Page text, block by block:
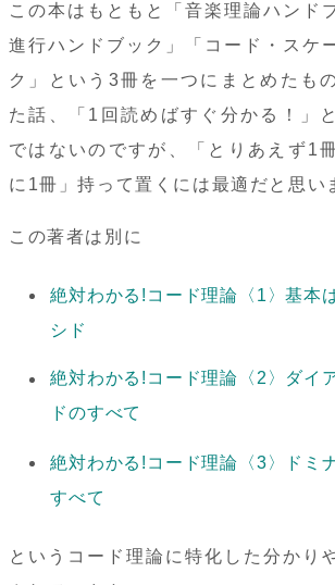
この本はもともと「音楽理論ハンド
進行ハンドブック」「コード・スケ
ク」という3冊を一つにまとめたも
た話、「1回読めばすぐ分かる！」
ではないのですが、「とりあえず1
に1冊」持って置くには最適だと思い
この著者は別に
絶対わかる!コード理論〈1〉基本
シド
絶対わかる!コード理論〈2〉ダイ
ドのすべて
絶対わかる!コード理論〈3〉ドミ
すべて
というコード理論に特化した分かり